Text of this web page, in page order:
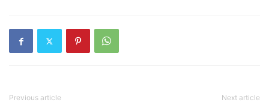
Previous article Next article